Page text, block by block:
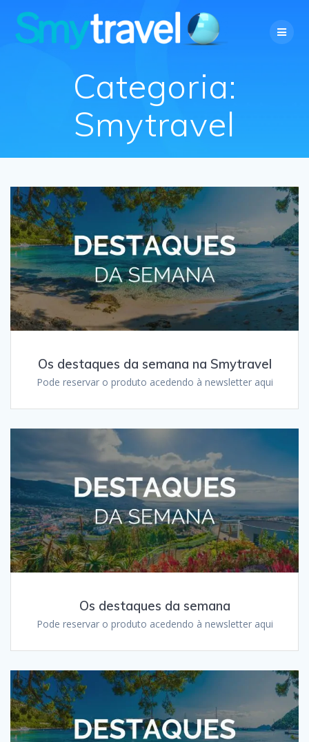
to
content
Categoria:
Smytravel
Os destaques da semana na Smytravel
Pode reservar o produto acedendo à newsletter aqui
Os destaques da semana
Pode reservar o produto acedendo à newsletter aqui